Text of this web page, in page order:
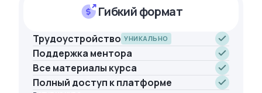
Гибкий формат
Трудоустройство УНИКАЛЬНО
Поддержка ментора
Все материалы курса
Полный доступ к платформе